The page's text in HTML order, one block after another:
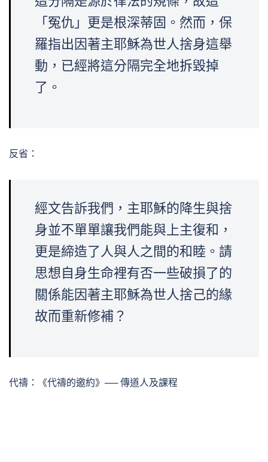
「冤仇」更是根深蒂固。然而，保
羅指出因著主耶穌為世人捨身這舉
動，已經將這分隔完全地拆毀掉
了。
反省：
經文告訴我們，主耶穌的降生與捨
身並不單單讓我們能與上主復和，
更是締造了人與人之間的和睦。請
思想自身生命裡有否一些破損了的
關係能因著主耶穌為世人捨己的緣
故而重新修補？
代禱：《代禱的邀約》── 傳道人及課程